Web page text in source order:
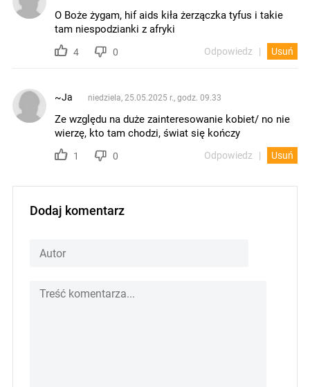
O Boże żygam, hif aids kiła żerzączka tyfus i takie
tam niespodzianki z afryki
4 0 Odpowiedz Usuń
~Ja niedziela, 25.05.2025 r., godz. 09.33
Ze względu na duże zainteresowanie kobiet/ no nie
wierzę, kto tam chodzi, świat się kończy
1 0 Odpowiedz Usuń
Dodaj komentarz